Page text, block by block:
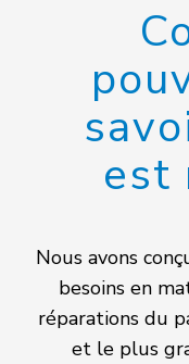
est
Nous avons
besoins en
réparations du
et le plus